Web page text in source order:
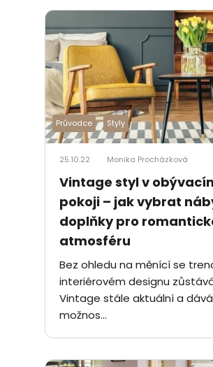
Průvodce Styly
25.10.22 Monika Procházková
Vintage styl v
pokoji – jak vybrat
doplňky pro
atmosféru
Bez ohledu na měnící se
interiérovém designu
Vintage stále aktuální a
možnos...